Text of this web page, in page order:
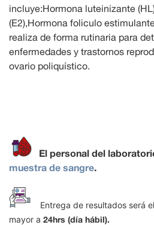
incluye:Hormona luteinizante
(E2),Hormona foliculo
realiza de forma rutinaria para
enfermedades y trastornos
ovario poliquístico.
El personal del
muestra de sangre.
Entrega de resultados será
mayor a 24hrs (día hábil).